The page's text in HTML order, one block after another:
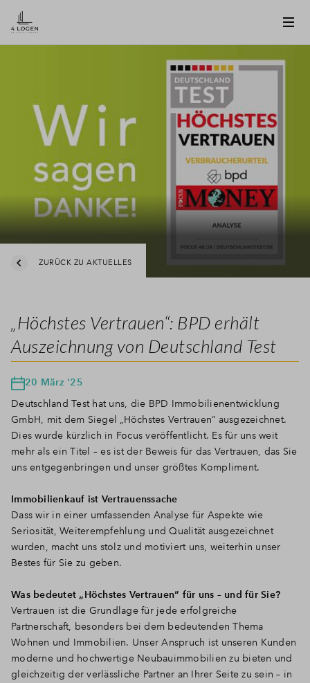
ZURÜCK ZU AKTUELLES
„Höchstes Vertrauen“: BPD erhält
Auszeichnung von Deutschland Test
20 März '25
Deutschland Test hat uns, die BPD Immobilienentwicklung
GmbH, mit dem Siegel „Höchstes Vertrauen“ ausgezeichnet.
Dies wurde kürzlich in Focus veröffentlicht. Es für uns weit
mehr als ein Titel – es ist der Beweis für das Vertrauen, das Sie
uns entgegenbringen und unser größtes Kompliment.
Immobilienkauf ist Vertrauenssache
Dass wir in einer umfassenden Analyse für Aspekte wie
Seriosität, Weiterempfehlung und Qualität ausgezeichnet
wurden, macht uns stolz und motiviert uns, weiterhin unser
Bestes für Sie zu geben.
Was bedeutet „Höchstes Vertrauen“ für uns – und für Sie?
Vertrauen ist die Grundlage für jede erfolgreiche
Partnerschaft, besonders bei dem bedeutenden Thema
Wohnen und Immobilien. Unser Anspruch ist unseren Kunden
moderne und hochwertige Neubauimmobilien zu bieten und
gleichzeitig der verlässliche Partner an Ihrer Seite zu sein – in